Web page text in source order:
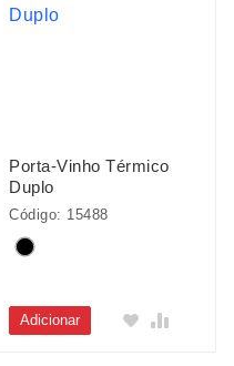
Porta-Vinho Térmico
Duplo
Código: 15488
Adicionar